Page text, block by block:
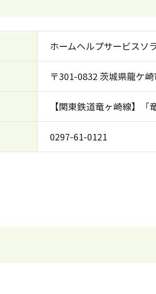
ホームヘルプサービスソ
〒301-0832 茨城県龍ケ
【関東鉄道竜ヶ崎線】
0297-61-0121